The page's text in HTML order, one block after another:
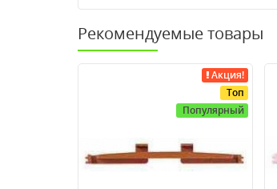
Рекомендуемые товары
Акция!
Топ
Популярный